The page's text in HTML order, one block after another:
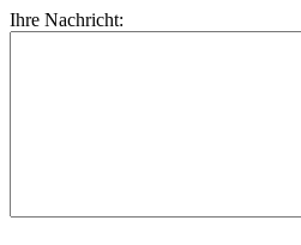
Ihre Nachricht: